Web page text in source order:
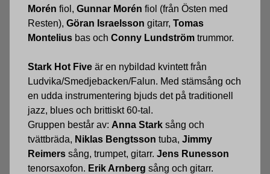
Morén fiol,Gunnar Morén fiol (från Östen med
Resten),Göran Israelsson gitarr,Tomas
Montelius bas ochConny Lundström trummor.
Stark Hot Five är en nybildad kvintett från
Ludvika/Smedjebacken/Falun. Med stämsång och
en udda instrumentering bjuds det på traditionell
jazz, blues och brittiskt 60-tal.
Gruppen består av: Anna Stark sång och
tvättbräda, Niklas Bengtsson tuba,Jimmy
Reimers sång, trumpet, gitarr.Jens Runesson
tenorsaxofon. Erik Arnberg sång och gitarr.